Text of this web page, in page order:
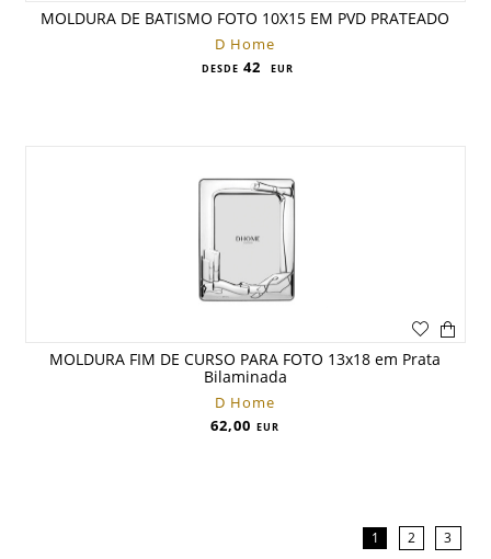
MOLDURA DE BATISMO FOTO 10X15 EM PVD PRATEADO
D Home
DESDE 42 EUR
MOLDURA FIM DE CURSO PARA FOTO 13x18 em Prata
Bilaminada
D Home
62,00 EUR
1 2 3